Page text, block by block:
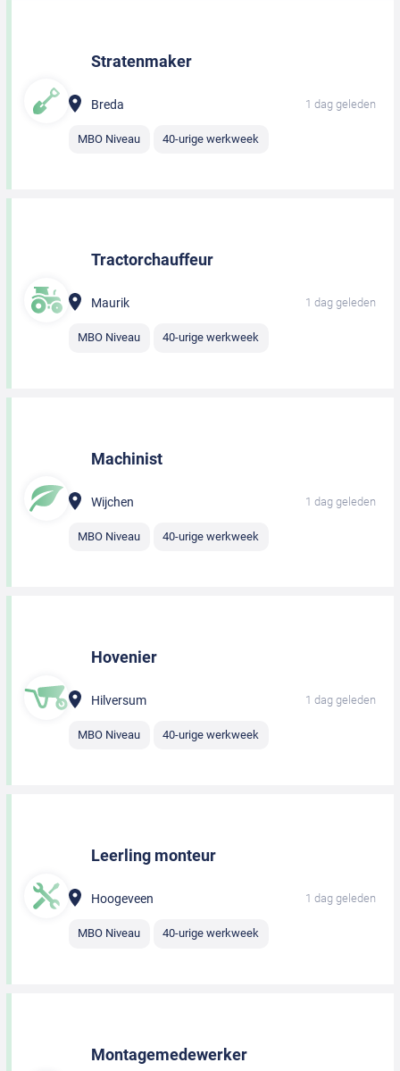
Stratenmaker
Breda 1 dag geleden
MBO Niveau 40-urige werkweek
Tractorchauffeur
Maurik 1 dag geleden
MBO Niveau 40-urige werkweek
Machinist
Wijchen 1 dag geleden
MBO Niveau 40-urige werkweek
Hovenier
Hilversum 1 dag geleden
MBO Niveau 40-urige werkweek
Leerling monteur
Hoogeveen 1 dag geleden
MBO Niveau 40-urige werkweek
Montagemedewerker